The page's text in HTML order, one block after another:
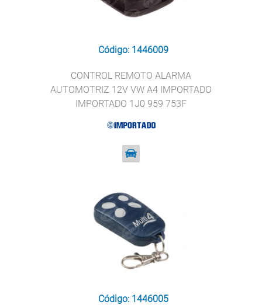
Código: 1446009
CONTROL REMOTO ALARMA
AUTOMOTRIZ 12V VW A4 IMPORTADO
IMPORTADO 1J0 959 753F
Código: 1446005